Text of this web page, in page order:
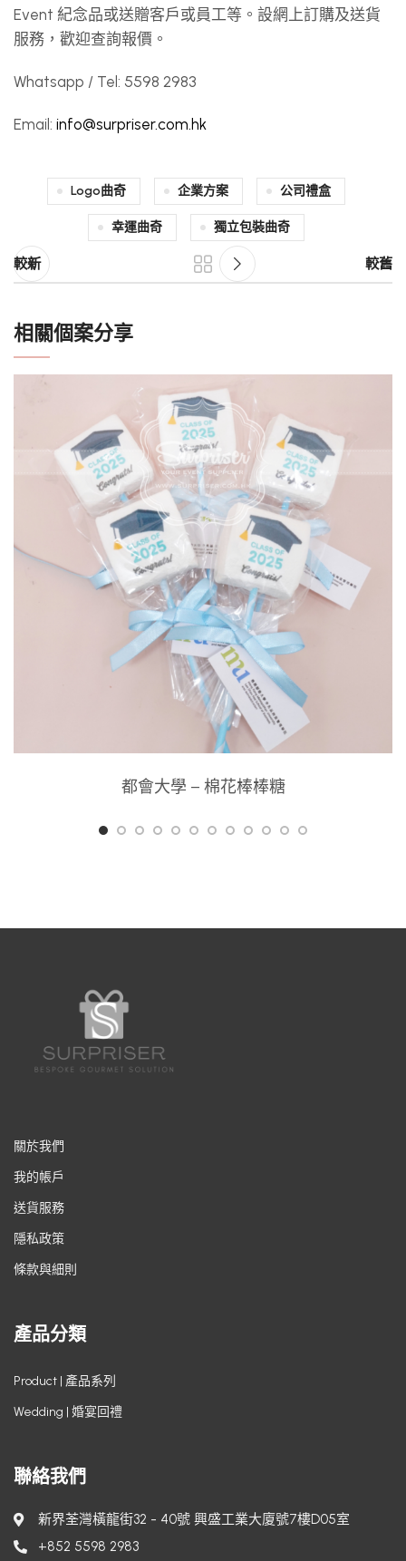
Event 紀念品或送贈客戶或員工等。設網上訂購及送貨
服務，歡迎查詢報價。
Whatsapp / Tel: 5598 2983
Email: info@surpriser.com.hk
Logo曲奇 企業方案 公司禮盒
幸運曲奇 獨立包裝曲奇
較新 較舊
相關個案分享
都會大學 – 棉花棒棒糖
關於我們
我的帳戶
送貨服務
隱私政策
條款與細則
產品分類
Product | 產品系列
Wedding | 婚宴回禮
聯絡我們
新界荃灣橫龍街32 - 40號 興盛工業大廈號7樓D05室
+852 5598 2983